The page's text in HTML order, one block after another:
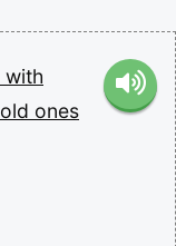
with
old ones